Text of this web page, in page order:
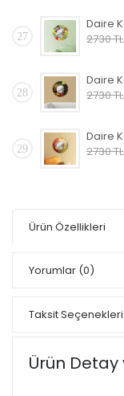
27
2730 TL
28
2730 TL
29
2730 TL
Ürün Özellikleri
Yorumlar (0)
Taksit Seçenekleri
Ürün